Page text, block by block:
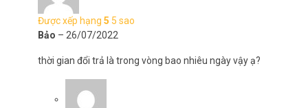
Được xếp hạng 5 5 sao
Bảo – 26/07/2022
thời gian đổi trả là trong vòng bao nhiêu ngày vậy ạ?